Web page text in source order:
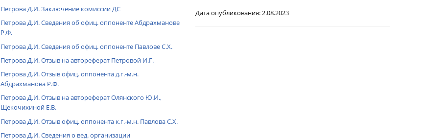
Петрова Д.И. Заключение комиссии ДС
Петрова Д.И. Сведения об офиц. оппоненте Абдрахманове
Р.Ф.
Петрова Д.И. Сведения об офиц. оппоненте Павлове С.Х.
Петрова Д.И. Отзыв на автореферат Петровой И.Г.
Петрова Д.И. Отзыв офиц. оппонента д.г.-м.н.
Абдрахманова Р.Ф.
Петрова Д.И. Отзыв на автореферат Олянского Ю.И.,
Щекочихиной Е.В.
Петрова Д.И. Отзыв офиц. оппонента к.г.-м.н. Павлова С.Х.
Петрова Д.И. Сведения о вед. организации
Дата опубликования:2.08.2023